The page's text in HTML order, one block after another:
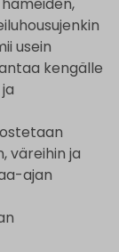
usein
kengälle
väreihin ja
ajan